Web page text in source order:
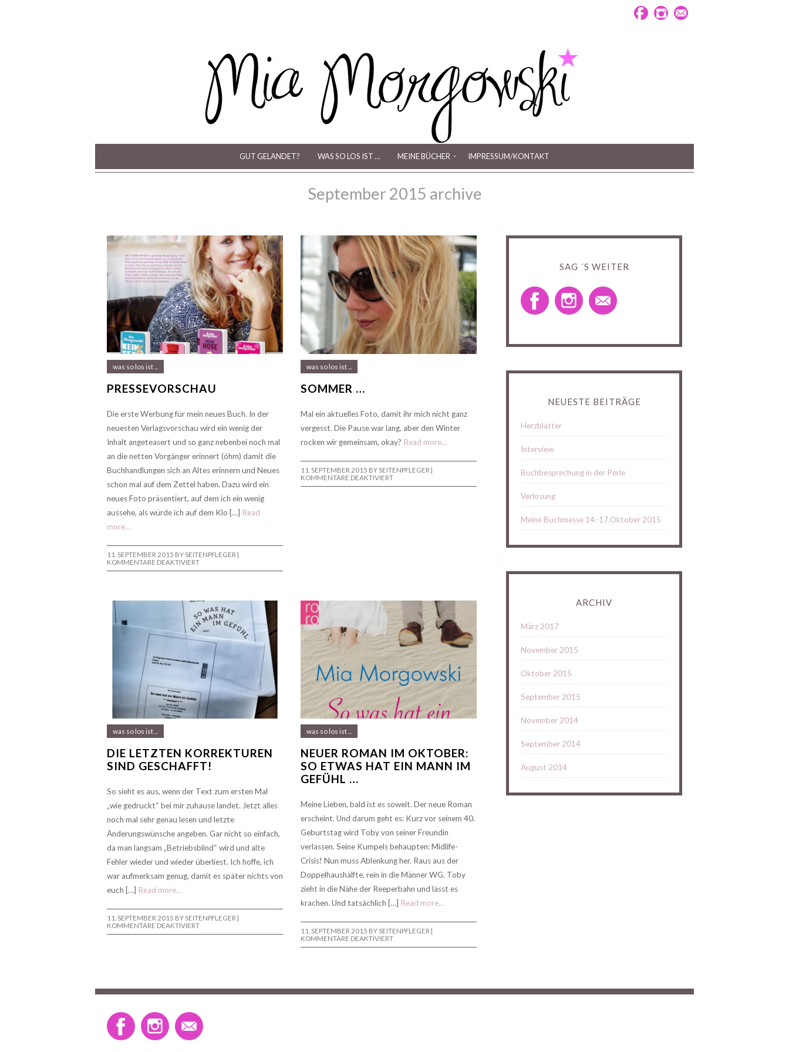
GUT GELANDET? WAS SO LOS IST … MEINE BÜCHER IMPRESSUM/KONTAKT
September 2015 archive
was so los ist ...
PRESSEVORSCHAU
Die erste Werbung für mein neues Buch. In der
neuesten Verlagsvorschau wird ein wenig der
Inhalt angeteasert und so ganz nebenbei noch mal
an die netten Vorgänger erinnert (öhm) damit die
Buchhandlungen sich an Altes erinnern und Neues
schon mal auf dem Zettel haben. Dazu wird ein
neues Foto präsentiert, auf dem ich ein wenig
aussehe, als würde ich auf dem Klo […] Read
more…
11. SEPTEMBER 2015 BY SEITENPFLEGER |
KOMMENTARE DEAKTIVIERTFÜR
was so los ist ...
SOMMER …
Mal ein aktuelles Foto, damit ihr mich nicht ganz
vergesst. Die Pause war lang, aber den Winter
rocken wir gemeinsam, okay? Read more…
11. SEPTEMBER 2015 BY SEITENPFLEGER |
KOMMENTARE DEAKTIVIERTFÜR
was so los ist ...
DIE LETZTEN KORREKTUREN
SIND GESCHAFFT!
So sieht es aus, wenn der Text zum ersten Mal
„wie gedruckt“ bei mir zuhause landet. Jetzt alles
noch mal sehr genau lesen und letzte
Änderungswünsche angeben. Gar nicht so einfach,
da man langsam „Betriebsblind“ wird und alte
Fehler wieder und wieder überliest. Ich hoffe, ich
war aufmerksam genug, damit es später nichts von
euch […] Read more…
11. SEPTEMBER 2015 BY SEITENPFLEGER |
KOMMENTARE DEAKTIVIERTFÜR
DIE
was so los ist ...
NEUER ROMAN IM OKTOBER:
SO ETWAS HAT EIN MANN IM
GEFÜHL …
Meine Lieben, bald ist es soweit. Der neue Roman
erscheint. Und darum geht es: Kurz vor seinem 40.
Geburtstag wird Toby von seiner Freundin
verlassen. Seine Kumpels behaupten: Midlife-
Crisis! Nun muss Ablenkung her. Raus aus der
Doppelhaushälfte, rein in die Männer WG. Toby
zieht in die Nähe der Reeperbahn und lässt es
krachen. Und tatsächlich […] Read more…
11. SEPTEMBER 2015 BY SEITENPFLEGER |
KOMMENTARE DEAKTIVIERTFÜR
NEUER
SAG ´S WEITER
NEUESTE BEITRÄGE
Herzblätter
Interview
Buchbesprechung in der Perle
Verlosung
Meine Buchmesse 14.-17.Oktober 2015
ARCHIV
März 2017
November 2015
Oktober 2015
September 2015
November 2014
September 2014
August 2014